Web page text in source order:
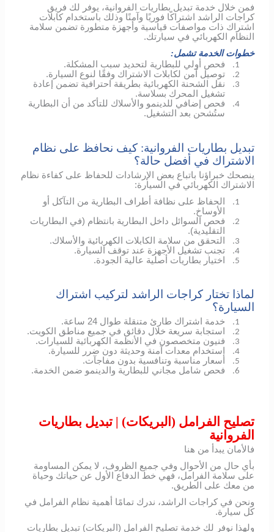
فمن خلال خدمة تبديل بطاريات الفروانية، يوفر لك فريق
كراجات الراشد اشتراكًا فوريًا وآمنًا وذلك باستخدام كابلات
اشتراك ذات مواصفات قياسية وأجهزة متطورة تضمن سلامة
النظام الكهربائي في سيارتك.
خطوات الخدمة تشمل:
1. فحص أولي للبطارية لتحديد سبب المشكلة.
2. توصيل آمن لكابلات الاشتراك وفقًا لنوع السيارة.
3.
نقل الشحنة الكهربائية بطريقة احترافية تضمن إعادة
تشغيل المحرك بسلاسة.
4. فحص إضافي للدينمو والأسلاك للتأكد من أن البطارية
ستُشحن بعد التشغيل.
تبديل بطاريات الفروانية: كيف نحافظ على نظام
الاشتراك في أفضل حالة؟
ينصحك خبراؤنا باتباع بعض الإرشادات للحفاظ على كفاءة نظام
الاشتراك الكهربائي في السيارة:
1.
الحفاظ على نظافة أطراف البطارية من التآكل أو
الأوساخ.
2.
فحص السوائل داخل البطارية بانتظام (في البطاريات
التقليدية).
3. التحقق من سلامة الكابلات الكهربائية والأسلاك.
4. تجنب تشغيل الأجهزة عند توقف السيارة.
5. اختيار بطاريات أصلية عالية الجودة.
لماذا تختار كراجات الراشد لتركيب اشتراك
السيارة؟
1. خدمة اشتراك طارئ متنقلة طوال 24 ساعة.
2. استجابة سريعة خلال دقائق في جميع مناطق الكويت.
3. فنيون متخصصون في الأنظمة الكهربائية للسيارات.
4. استخدام معدات آمنة وحديثة دون ضرر للسيارة.
5. أسعار مناسبة وتنافسية بدون مفاجآت.
6. فحص شامل مجاني للبطارية والدينمو ضمن الخدمة.
تصليح الفرامل (البريكات) | تبديل بطاريات
الفروانية
فالأمان يبدأ من هنا
بأي حال من الأحوال وفي جميع الظروف، لا يمكن المساومة
على سلامة الفرامل، فهي خط الدفاع الأول عن حياتك وحياة
من معك على الطريق.
ونحن في كراجات الراشد، ندرك تمامًا أهمية نظام الفرامل في
كل سيارة.
ولهذا نوفر لك خدمة تصليح الفرامل (البريكات) تبديل بطاريات